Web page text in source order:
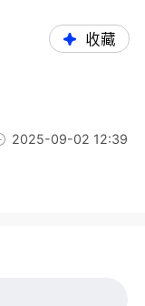
收藏
2025-09-02 12:39